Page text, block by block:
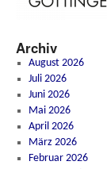
Archiv
August 2026
Juli 2026
Juni 2026
Mai 2026
April 2026
März 2026
Februar 2026